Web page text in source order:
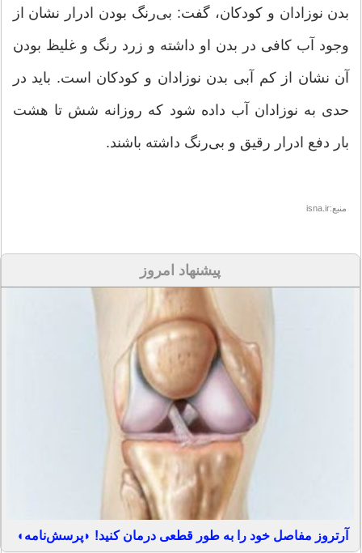
بدن نوزادان و کودکان، گفت: بی‌رنگ بودن ادرار نشان از
وجود آب کافی در بدن او داشته و زرد رنگ و غلیظ بودن
آن نشان از کم آبی بدن نوزادان و کودکان است. باید در
حدی به نوزادان آب داده شود که روزانه شش تا هشت
بار دفع ادرار رقیق و بی‌رنگ داشته باشند.
منبع:isna.ir
پیشنهاد امروز
آرتروز مفاصل خود را به طور قطعی درمان کنید! ◗پرسش‌نامه◖